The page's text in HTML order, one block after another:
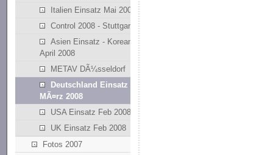
Italien Einsatz Mai 2008
Control 2008 - Stuttgart
Asien Einsatz - Korean
April 2008
METAV DÃ¼sseldorf
Deutschland Einsatz
MÃ¤rz 2008
USA Einsatz Feb 2008
UK Einsatz Feb 2008
Fotos 2007